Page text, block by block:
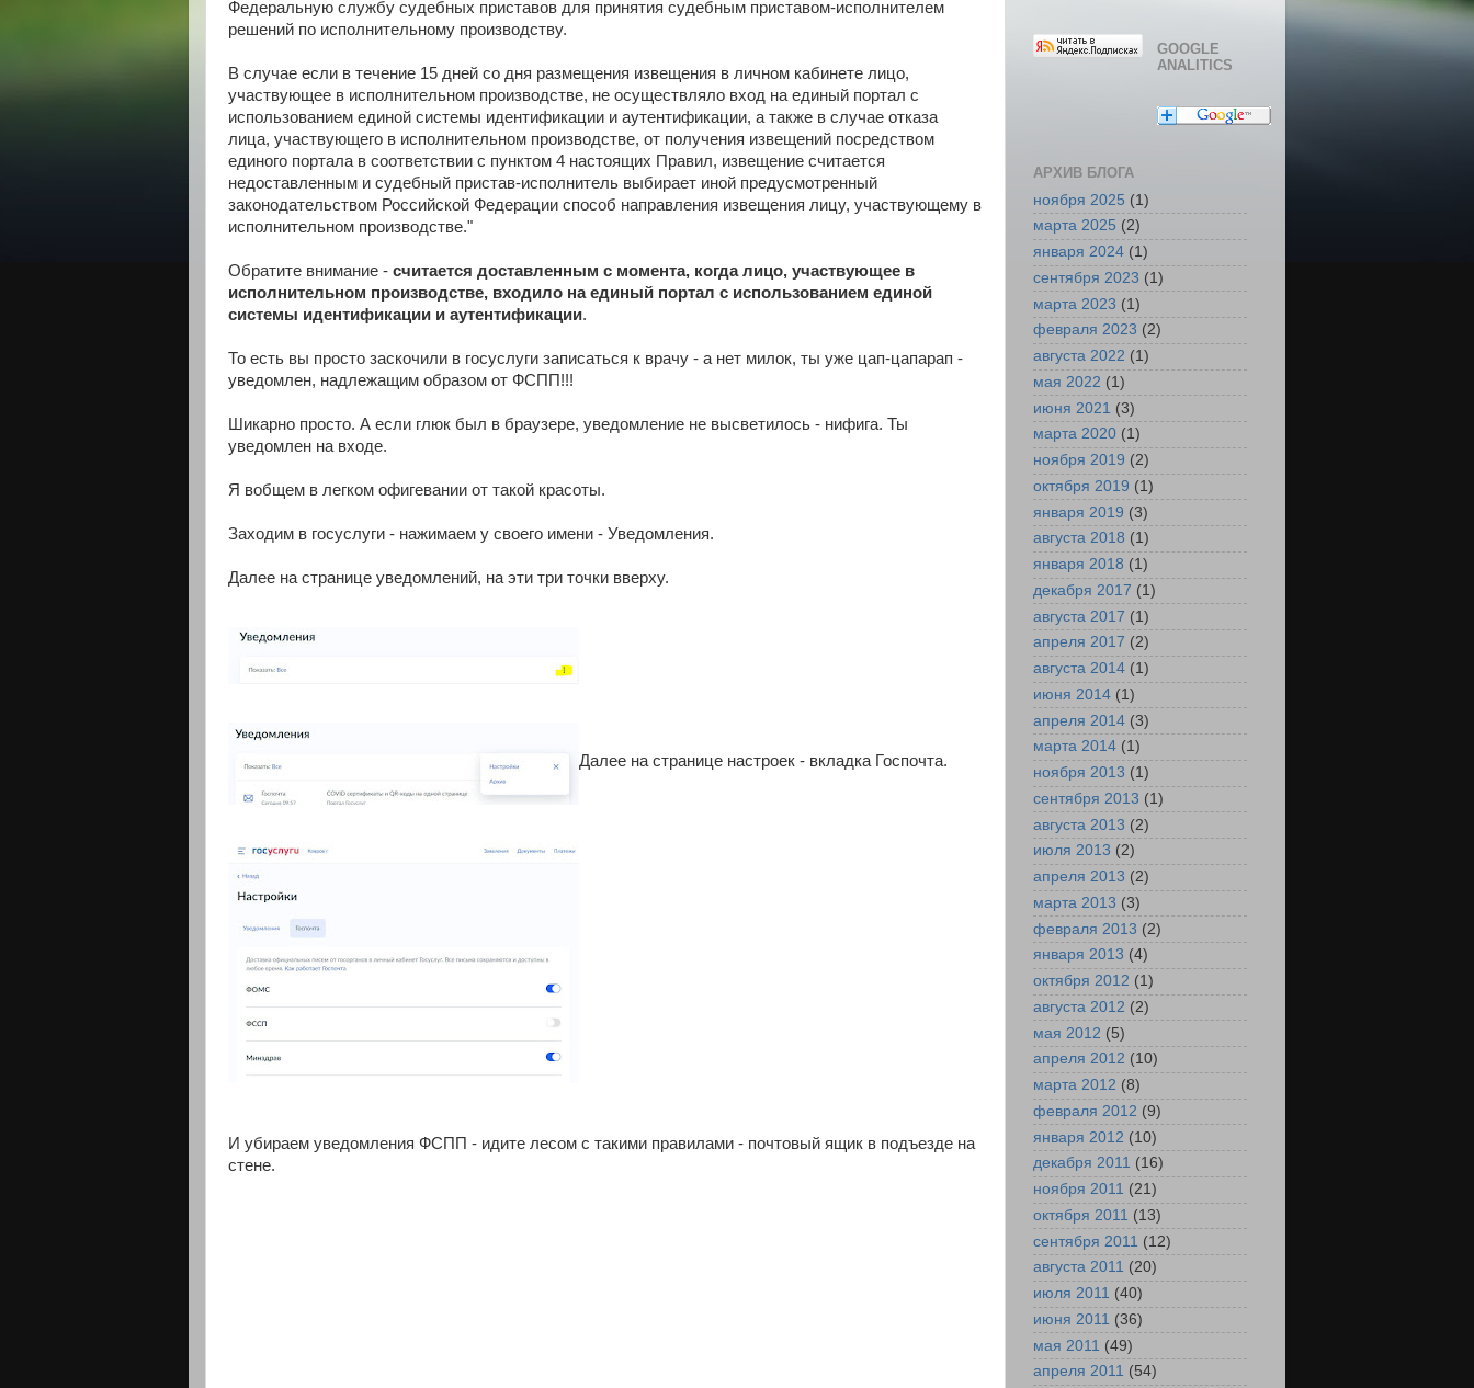
Федеральную службу судебных приставов для принятия судебным приставом-исполнителем
решений по исполнительному производству.
В случае если в течение 15 дней со дня размещения извещения в личном кабинете лицо,
участвующее в исполнительном производстве, не осуществляло вход на единый портал с
использованием единой системы идентификации и аутентификации, а также в случае отказа
лица, участвующего в исполнительном производстве, от получения извещений посредством
единого портала в соответствии с пунктом 4 настоящих Правил, извещение считается
недоставленным и судебный пристав-исполнитель выбирает иной предусмотренный
законодательством Российской Федерации способ направления извещения лицу, участвующему в
исполнительном производстве."
Обратите внимание - считается доставленным с момента, когда лицо, участвующее в
исполнительном производстве, входило на единый портал с использованием единой
системы идентификации и аутентификации.
То есть вы просто заскочили в госуслуги записаться к врачу - а нет милок, ты уже цап-цапарап -
уведомлен, надлежащим образом от ФСПП!!!
Шикарно просто. А если глюк был в браузере, уведомление не высветилось - нифига. Ты
уведомлен на входе.
Я вобщем в легком офигевании от такой красоты.
Заходим в госуслуги - нажимаем у своего имени - Уведомления.
Далее на странице уведомлений, на эти три точки вверху.
Далее на странице настроек - вкладка Госпочта.
И убираем уведомления ФСПП - идите лесом с такими правилами - почтовый ящик в подъезде на
стене.
GOOGLE
ANALITICS
АРХИВ БЛОГА
ноября 2025 (1)
марта 2025 (2)
января 2024 (1)
сентября 2023 (1)
марта 2023 (1)
февраля 2023 (2)
августа 2022 (1)
мая 2022 (1)
июня 2021 (3)
марта 2020 (1)
ноября 2019 (2)
октября 2019 (1)
января 2019 (3)
августа 2018 (1)
января 2018 (1)
декабря 2017 (1)
августа 2017 (1)
апреля 2017 (2)
августа 2014 (1)
июня 2014 (1)
апреля 2014 (3)
марта 2014 (1)
ноября 2013 (1)
сентября 2013 (1)
августа 2013 (2)
июля 2013 (2)
апреля 2013 (2)
марта 2013 (3)
февраля 2013 (2)
января 2013 (4)
октября 2012 (1)
августа 2012 (2)
мая 2012 (5)
апреля 2012 (10)
марта 2012 (8)
февраля 2012 (9)
января 2012 (10)
декабря 2011 (16)
ноября 2011 (21)
октября 2011 (13)
сентября 2011 (12)
августа 2011 (20)
июля 2011 (40)
июня 2011 (36)
мая 2011 (49)
апреля 2011 (54)